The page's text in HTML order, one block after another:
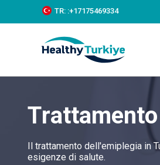
k
c
TR: :+‪17175469334‬
Il trattamento dell'emiplegia in
esigenze di salute.